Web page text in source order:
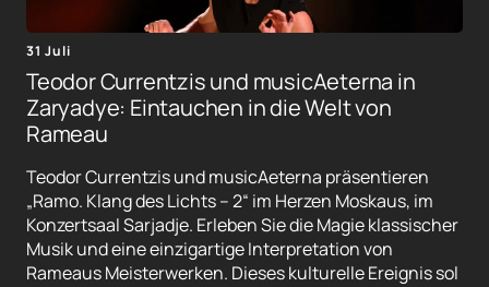
31 Juli
Teodor Currentzis und musicAeterna in
Zaryadye: Eintauchen in die Welt von
Rameau
Teodor Currentzis und musicAeterna präsentieren
„Ramo. Klang des Lichts – 2“ im Herzen Moskaus, im
Konzertsaal Sarjadje. Erleben Sie die Magie klassischer
Musik und eine einzigartige Interpretation von
Rameaus Meisterwerken. Dieses kulturelle Ereignis sol